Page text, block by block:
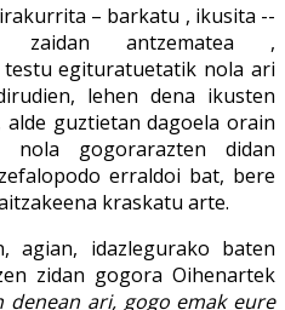
– barkatu , ikusita --
zaidan antzematea ,
egituratuetatik nola ari
lehen dena ikusten
alde guztietan dagoela orain
nola gogorarazten didan
erraldoi bat, bere
kraskatu arte.
agian, idazlegurako baten
zidan gogora Oihenartek
denean ari, gogo emak eure